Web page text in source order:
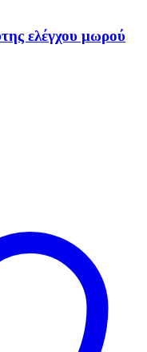
ελέγχου μωρού